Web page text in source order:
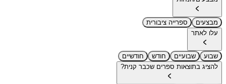
מבצעים
ספרייה ציבורית
עלו לאתר
שבוע שבועיים חודש
חודשיים
להציג בתוצאות ספרים שכבר קנית?